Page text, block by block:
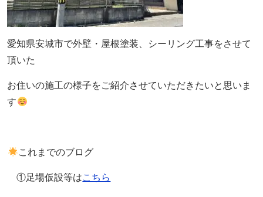
愛知県安城市で外壁・屋根塗装、シーリング工事をさせて
頂いた
お住いの施工の様子をご紹介させていただきたいと思いま
す
これまでのブログ
①足場仮設等はこちら